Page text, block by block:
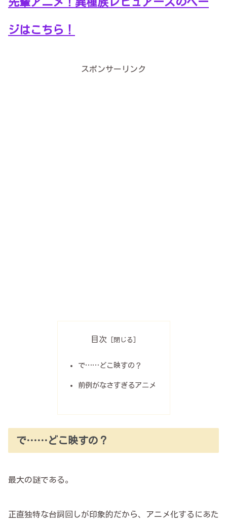
ジはこちら！
スポンサーリンク
目次
で……どこ映すの？
前例がなさすぎるアニメ
で……どこ映すの？
最大の謎である。
正直独特な台詞回しが印象的だから、アニメ化するにあた